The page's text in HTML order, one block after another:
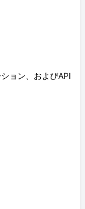
ョン、およびAPI